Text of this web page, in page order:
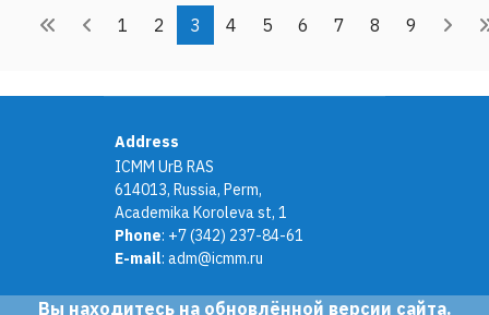
1 2 3 4 5 6 7 8 9
Address
ICMM UrB RAS
614013, Russia, Perm,
Academika Koroleva st, 1
Phone: +7 (342) 237-84-61
E-mail: adm@icmm.ru
Вы находитесь на обновлённой версии сайта.